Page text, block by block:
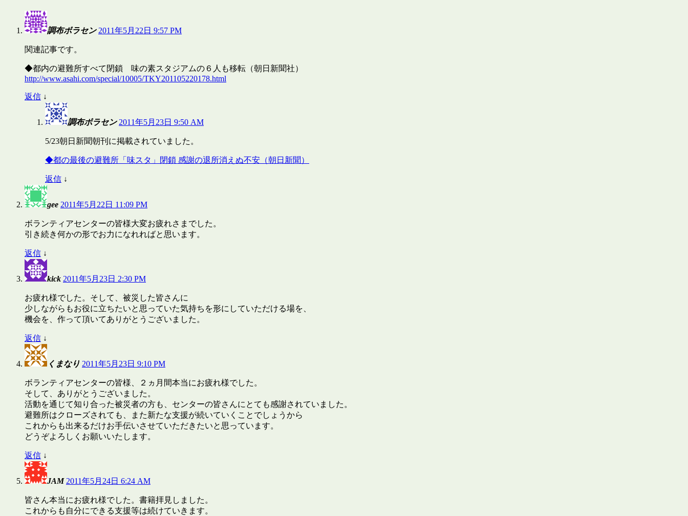
調布ボラセン 2011年5月22日 9:57 PM
関連記事です。
◆都内の避難所すべて閉鎖 味の素スタジアムの６人も移転（朝日新聞社）
http://www.asahi.com/special/10005/TKY201105220178.html
返信 ↓
調布ボラセン 2011年5月23日 9:50 AM
5/23朝日新聞朝刊に掲載されていました。
◆都の最後の避難所「味スタ」閉鎖 感謝の退所消えぬ不安（朝日新聞）
返信 ↓
gee 2011年5月22日 11:09 PM
ボランティアセンターの皆様大変お疲れさまでした。
引き続き何かの形でお力になれればと思います。
返信 ↓
kick 2011年5月23日 2:30 PM
お疲れ様でした。そして、被災した皆さんに
少しながらもお役に立ちたいと思っていた気持ちを形にしていただける場を、
機会を、作って頂いてありがとうございました。
返信 ↓
くまなり 2011年5月23日 9:10 PM
ボランティアセンターの皆様、２ヵ月間本当にお疲れ様でした。
そして、ありがとうございました。
活動を通じて知り合った被災者の方も、センターの皆さんにとても感謝されていました。
避難所はクローズされても、また新たな支援が続いていくことでしょうから
これからも出来るだけお手伝いさせていただきたいと思っています。
どうぞよろしくお願いいたします。
返信 ↓
JAM 2011年5月24日 6:24 AM
皆さん本当にお疲れ様でした。書籍拝見しました。
これからも自分にできる支援等は続けていきます。